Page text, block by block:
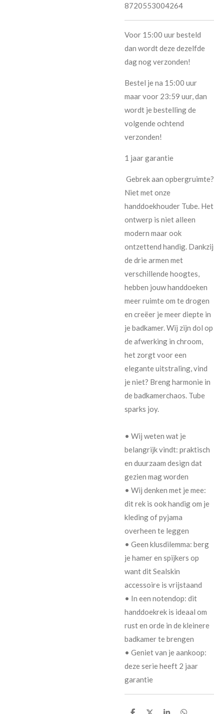
8720553004264
Voor 15:00 uur besteld
dan wordt deze dezelfde
dag nog verzonden!
Bestel je na 15:00 uur
maar voor 23:59 uur, dan
wordt je bestelling de
volgende ochtend
verzonden!
1 jaar garantie
Gebrek aan opbergruimte?
Niet met onze
handdoekhouder Tube. Het
ontwerp is niet alleen
modern maar ook
ontzettend handig. Dankzij
de drie armen met
verschillende hoogtes,
hebben jouw handdoeken
meer ruimte om te drogen
en creëer je meer diepte in
je badkamer. Wij zijn dol op
de afwerking in chroom,
het zorgt voor een
elegante uitstraling, vind
je niet? Breng harmonie in
de badkamerchaos. Tube
sparks joy.
• Wij weten wat je
belangrijk vindt: praktisch
en duurzaam design dat
gezien mag worden
• Wij denken met je mee:
dit rek is ook handig om je
kleding of pyjama
overheen te leggen
• Geen klusdilemma: berg
je hamer en spijkers op
want dit Sealskin
accessoire is vrijstaand
• In een notendop: dit
handdoekrek is ideaal om
rust en orde in de kleinere
badkamer te brengen
• Geniet van je aankoop:
deze serie heeft 2 jaar
garantie